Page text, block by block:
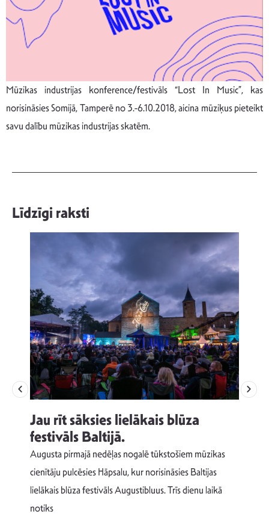
Mūzikas industrijas konference/festivāls “Lost In Music”, kas
norisināsies Somijā, Tamperē no 3.-6.10.2018, aicina mūziķus pieteikt
savu dalību mūzikas industrijas skatēm.
Līdzīgi raksti
Jau rīt sāksies lielākais blūza
festivāls Baltijā.
Augusta pirmajā nedēļas nogalē tūkstošiem mūzikas
cienītāju pulcēsies Hāpsalu, kur norisināsies Baltijas
lielākais blūza festivāls Augustibluus. Trīs dienu laikā
notiks